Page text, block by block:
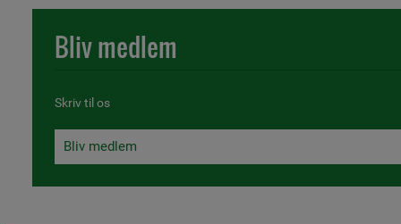
Bliv medlem
Skriv til os
Bliv medlem